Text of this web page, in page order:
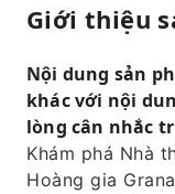
Giới thiệu
Nội dung sản
khác với nội
lòng cân nhắc
Khám phá Nhà
Hoàng gia